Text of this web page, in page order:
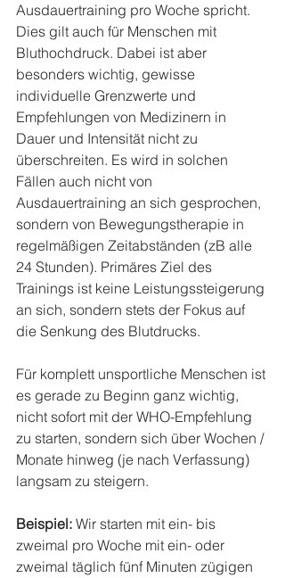
Ausdauertraining pro Woche spricht.
Dies gilt auch für Menschen mit
Bluthochdruck. Dabei ist aber
besonders wichtig, gewisse
individuelle Grenzwerte und
Empfehlungen von Medizinern in
Dauer und Intensität nicht zu
überschreiten. Es wird in solchen
Fällen auch nicht von
Ausdauertraining an sich gesprochen,
sondern von Bewegungstherapie in
regelmäßigen Zeitabständen (zB alle
24 Stunden). Primäres Ziel des
Trainings ist keine Leistungssteigerung
an sich, sondern stets der Fokus auf
die Senkung des Blutdrucks.
Für komplett unsportliche Menschen ist
es gerade zu Beginn ganz wichtig,
nicht sofort mit der WHO-Empfehlung
zu starten, sondern sich über Wochen /
Monate hinweg (je nach Verfassung)
langsam zu steigern.
Beispiel: Wir starten mit ein- bis
zweimal pro Woche mit ein- oder
zweimal täglich fünf Minuten zügigen